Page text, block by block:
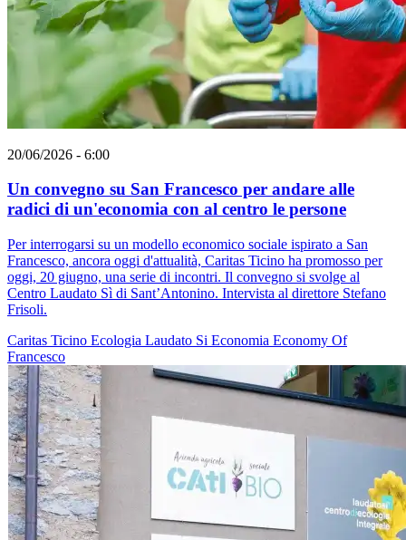
20/06/2026 - 6:00
Un convegno su San Francesco per andare alle
radici di un'economia con al centro le persone
Per interrogarsi su un modello economico sociale ispirato a San
Francesco, ancora oggi d'attualità, Caritas Ticino ha promosso per
oggi, 20 giugno, una serie di incontri. Il convegno si svolge al
Centro Laudato Sì di Sant’Antonino. Intervista al direttore Stefano
Frisoli.
Caritas Ticino Ecologia Laudato Si Economia Economy Of
Francesco